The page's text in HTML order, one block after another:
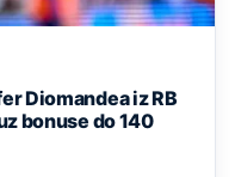
Diomandea iz RB
bonuse do 140